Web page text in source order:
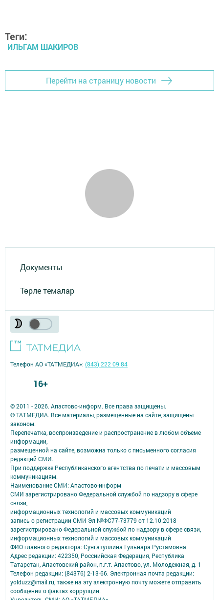
Теги:
ИЛЬГАМ ШАКИРОВ
Перейти на страницу новости
Документы
Төрле темалар
© 2011 - 2026. Апастово-информ. Все права защищены.
© ТАТМЕДИА. Все материалы, размещенные на сайте, защищены
законом.
Перепечатка, воспроизведение и распространение в любом объеме
информации,
размещенной на сайте, возможна только с письменного согласия
редакций СМИ.
При поддержке Республиканского агентства по печати и массовым
коммуникациям.
Наименование СМИ: Апастово-информ
СМИ зарегистрировано Федеральной службой по надзору в сфере
связи,
информационных технологий и массовых коммуникаций
запись о регистрации СМИ Эл №ФС77-73779 от 12.10.2018
зарегистрировано Федеральной службой по надзору в сфере связи,
информационных технологий и массовых коммуникаций
ФИО главного редактора: Сунгатуллина Гульнара Рустамовна
Адрес редакции: 422350, Россиийская Федерация, Республика
Татарстан, Апастовский район, п.г.т. Апастово, ул. Молодежная, д. 1
Телефон редакции: (84376) 2-13-66. Электронная почта редакции:
yolduzz@mail.ru, также на эту электронную почту можете отправить
сообщения о фактах коррупции.
Телефон АО «ТАТМЕДИА»:(843) 222 09 84
16+